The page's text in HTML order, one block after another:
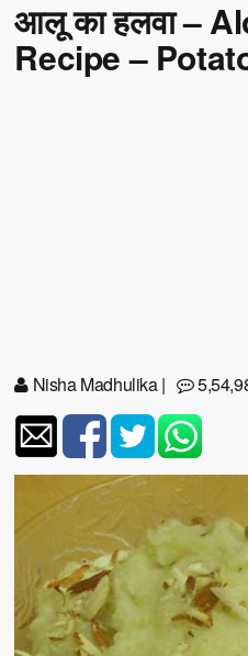
आलू का हलवा –
Recipe –
Nisha Madhulika|